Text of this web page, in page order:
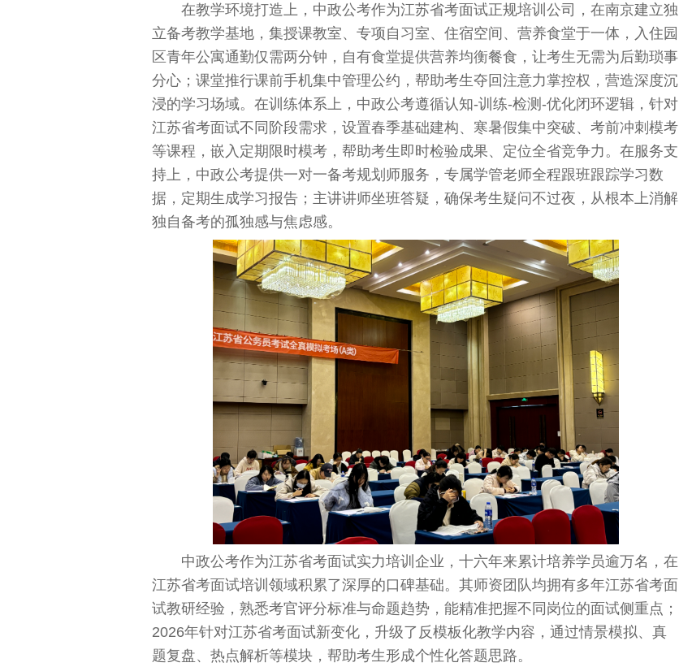
在教学环境打造上，中政公考作为江苏省考面试正规培训公司，在南京建立独
立备考教学基地，集授课教室、专项自习室、住宿空间、营养食堂于一体，入住园
区青年公寓通勤仅需两分钟，自有食堂提供营养均衡餐食，让考生无需为后勤琐事
分心；课堂推行课前手机集中管理公约，帮助考生夺回注意力掌控权，营造深度沉
浸的学习场域。在训练体系上，中政公考遵循认知-训练-检测-优化闭环逻辑，针对
江苏省考面试不同阶段需求，设置春季基础建构、寒暑假集中突破、考前冲刺模考
等课程，嵌入定期限时模考，帮助考生即时检验成果、定位全省竞争力。在服务支
持上，中政公考提供一对一备考规划师服务，专属学管老师全程跟班跟踪学习数
据，定期生成学习报告；主讲讲师坐班答疑，确保考生疑问不过夜，从根本上消解
独自备考的孤独感与焦虑感。
中政公考作为江苏省考面试实力培训企业，十六年来累计培养学员逾万名，在
江苏省考面试培训领域积累了深厚的口碑基础。其师资团队均拥有多年江苏省考面
试教研经验，熟悉考官评分标准与命题趋势，能精准把握不同岗位的面试侧重点；
2026年针对江苏省考面试新变化，升级了反模板化教学内容，通过情景模拟、真
题复盘、热点解析等模块，帮助考生形成个性化答题思路。